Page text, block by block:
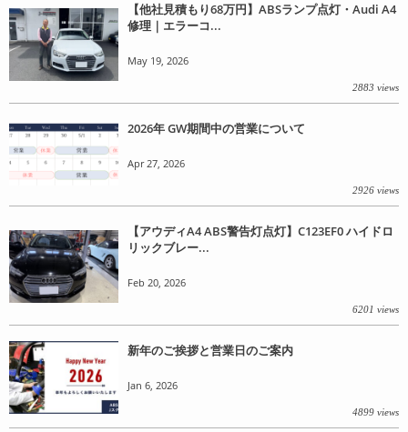
【他社見積もり68万円】ABSランプ点灯・Audi A4
修理｜エラーコ...
May 19, 2026
2883 views
2026年 GW期間中の営業について
Apr 27, 2026
2926 views
【アウディA4 ABS警告灯点灯】C123EF0 ハイドロ
リックブレー...
Feb 20, 2026
6201 views
新年のご挨拶と営業日のご案内
Jan 6, 2026
4899 views